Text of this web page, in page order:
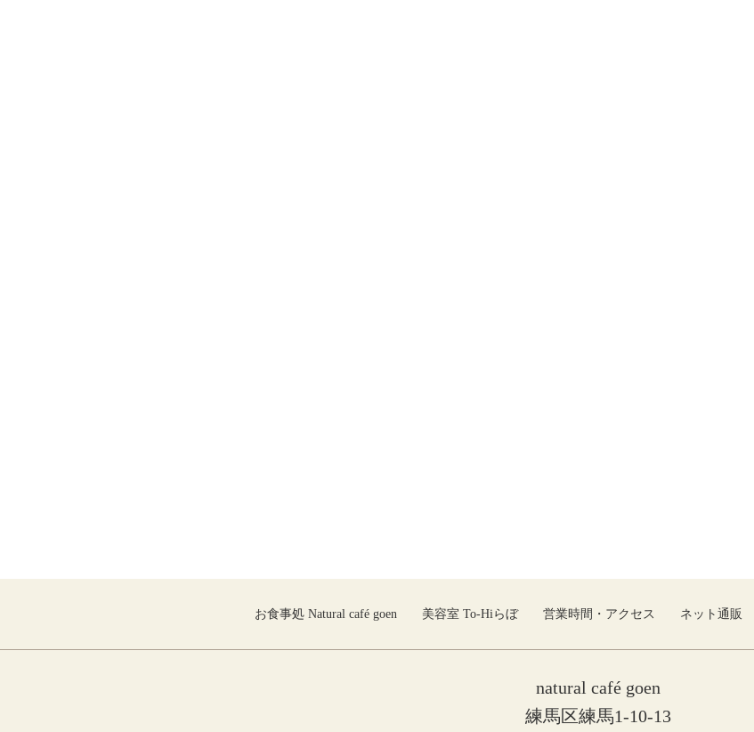
お食事処 Natural café goen 美容室 To-Hiらぼ 営業時間・アクセス ネット通販
natural café goen
練馬区練馬1-10-13